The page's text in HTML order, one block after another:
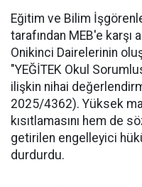
​Eğitim ve Bilim
tarafından MEB'e karşı
Onikinci Dairelerinin
"YEĞİTEK Okul
ilişkin nihai
2025/4362). Yüksek
kısıtlamasını hem de
getirilen engelleyici
durdurdu.